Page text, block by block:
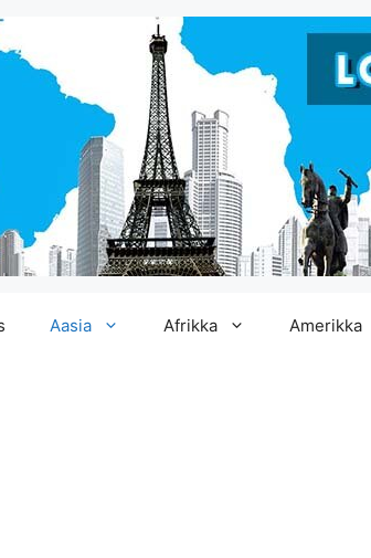
Aasia Afrikka Amerikka